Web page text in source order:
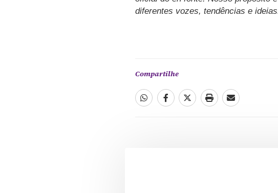
diferentes vozes, tendências e
Compartilhe